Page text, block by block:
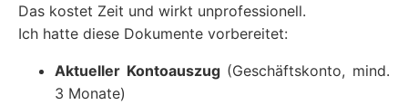
Das kostet Zeit und wirkt unprofessionell.
Ich hatte diese Dokumente vorbereitet:
Aktueller Kontoauszug(Geschäftskonto, mind.
3 Monate)